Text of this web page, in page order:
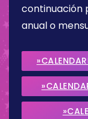
continuación
anual o